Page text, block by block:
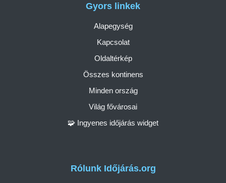
Rólunk Időjárás.org
Gyors linkek
Alapegység
Kapcsolat
Oldaltérkép
Összes kontinens
Minden ország
Világ fővárosai
🧩 Ingyenes időjárás widget